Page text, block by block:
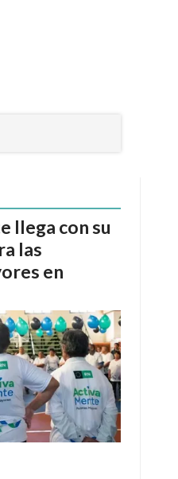
llega con su
las
en